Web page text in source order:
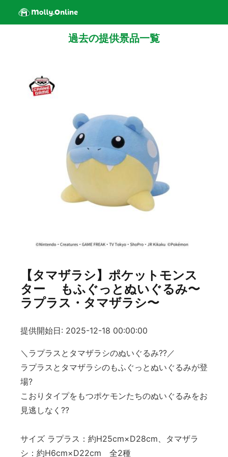
過去の提供景品一覧
【タマザラシ】ポケットモンス
ター もふぐっとぬいぐるみ〜
ラプラス・タマザラシ〜
提供開始日: 2025-12-18 00:00:00
＼ラプラスとタマザラシのぬいぐるみ??／
ラプラスとタマザラシのもふぐっとぬいぐるみが登
場?
こおりタイプをもつポケモンたちのぬいぐるみをお
見逃しなく??
サイズ ラプラス：約H25cm×D28cm、タマザラ
シ：約H6cm×D22cm 全2種